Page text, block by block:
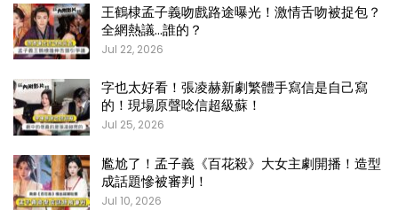
王鶴棣孟子義吻戲路途曝光！激情舌吻被捉包？
全網熱議…誰的？
Jul 22, 2026
字也太好看！張凌赫新劇繁體手寫信是自己寫
的！現場原聲唸信超級蘇！
Jul 25, 2026
尷尬了！孟子義《百花殺》大女主劇開播！造型
成話題慘被審判！
Jul 10, 2026